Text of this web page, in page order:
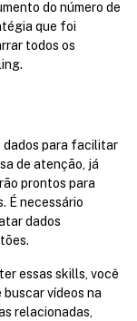
do número de
que foi
todos os
dados para facilitar
de atenção, já
prontos para
É necessário
dados
essas skills, você
vídeos na
relacionadas,